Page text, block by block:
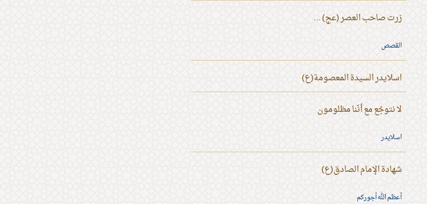
زرت صاحب العصر (عج) ...
القصص
اسلايدر السيدة المعصومة(ع)
لا نتوجّع مع أنّنا مظلومون
اسلايدر
شهادة الإمام الصادق(ع)
أعظم الله أجوركم